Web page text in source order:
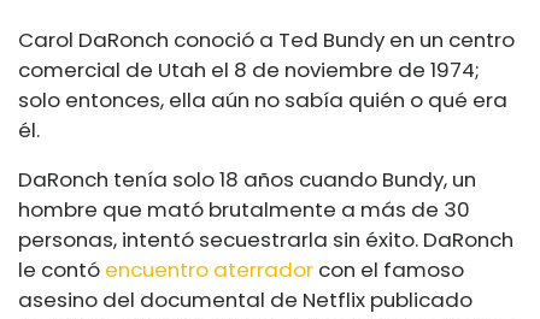
Carol DaRonch conoció a Ted Bundy en un centro
comercial de Utah el 8 de noviembre de 1974;
solo entonces, ella aún no sabía quién o qué era
él.
DaRonch tenía solo 18 años cuando Bundy, un
hombre que mató brutalmente a más de 30
personas, intentó secuestrarla sin éxito. DaRonch
le contó encuentro aterrador con el famoso
asesino del documental de Netflix publicado